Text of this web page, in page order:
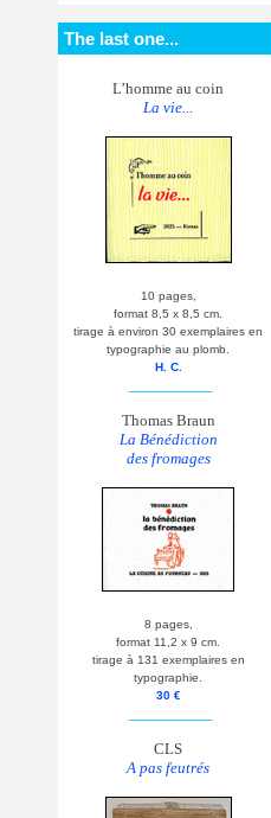
The last one...
L’homme au coin
La vie...
10 pages,
format 8,5 x 8,5 cm.
tirage à environ 30 exemplaires en
typographie au plomb.
H. C.
Thomas Braun
La Bénédiction
des fromages
8 pages,
format 11,2 x 9 cm.
tirage à 131 exemplaires en
typographie.
30 €
CLS
A pas feutrés